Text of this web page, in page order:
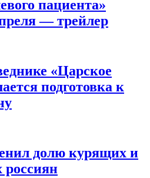
пациента»
— трейлер
«Царское
подготовка к
долю курящих и